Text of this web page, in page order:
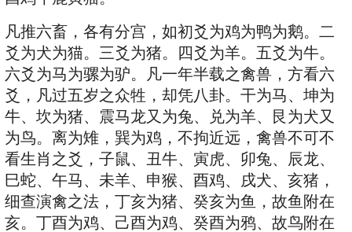
凡推六畜，各有分宫，如初爻为鸡为鸭为鹅。二
爻为犬为猫。三爻为猪。四爻为羊。五爻为牛。
六爻为马为骡为驴。凡一年半载之禽兽，方看六
爻，凡过五岁之众牲，却凭八卦。干为马、坤为
牛、坎为猪、震马龙又为兔、兑为羊、艮为犬又
为鸟。离为雉，巽为鸡，不拘近远，禽兽不可不
看生肖之爻，子鼠、丑牛、寅虎、卯兔、辰龙、
巳蛇、午马、未羊、申猴、酉鸡、戌犬、亥猪，
细查演禽之法，丁亥为猪、癸亥为鱼，故鱼附在
亥。丁酉为鸡、己酉为鸡、癸酉为鸦、故鸟附在